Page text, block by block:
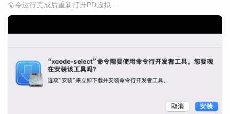
命令运行完成后重新打开PD虚拟 ...